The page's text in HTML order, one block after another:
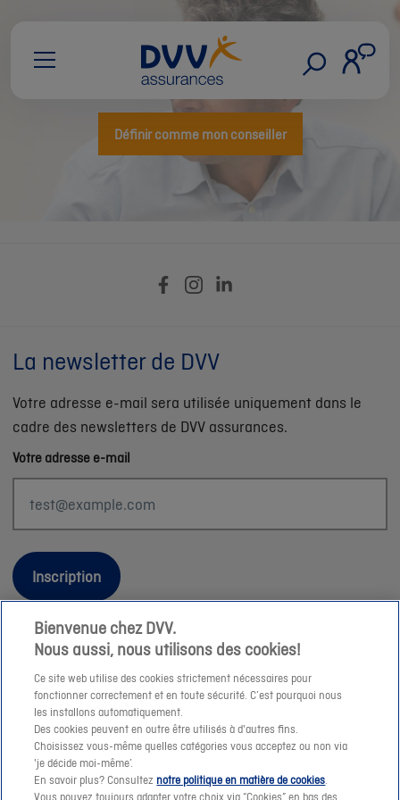
Définir comme mon conseiller
La newsletter de DVV
Votre adresse e-mail sera utilisée uniquement dans le
cadre des newsletters de DVV assurances.
Votre adresse e-mail
Inscription
Informations légales
Durabilité
Sitemap
Nos conseillers
Jobs
Bienvenue chez DVV.
Nous aussi, nous utilisons des cookies!
Ce site web utilise des cookies strictement nécessaires pour
fonctionner correctement et en toute sécurité. C’est pourquoi nous
les installons automatiquement.
Des cookies peuvent en outre être utilisés à d'autres fins.
Choisissez vous-même quelles catégories vous acceptez ou non via
'je décide moi-même’.
En savoir plus? Consultez notre politique en matière de cookies.
Vous pouvez toujours adapter votre choix via “Cookies” en bas des